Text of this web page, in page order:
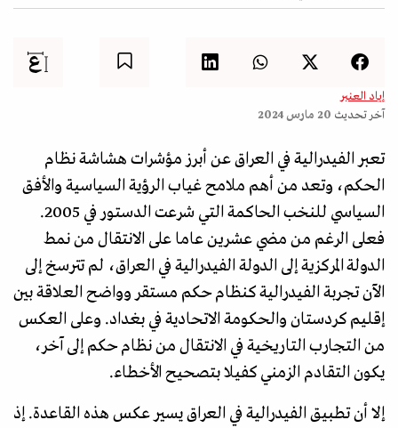
إياد العنبر
آخر تحديث 20 مارس 2024
تعبر الفيدرالية في العراق عن أبرز مؤشرات هشاشة نظام
الحكم، وتعد من أهم ملامح غياب الرؤية السياسية والأفق
السياسي للنخب الحاكمة التي شرعت الدستور في 2005.
فعلى الرغم من مضي عشرين عاما على الانتقال من نمط
الدولة المركزية إلى الدولة الفيدرالية في العراق، لم تترسخ إلى
الآن تجربة الفيدرالية كنظام حكم مستقر وواضح العلاقة بين
إقليم كردستان والحكومة الاتحادية في بغداد. وعلى العكس
من التجارب التاريخية في الانتقال من نظام حكم إلى آخر،
يكون التقادم الزمني كفيلا بتصحيح الأخطاء.
إلا أن تطبيق الفيدرالية في العراق يسير عكس هذه القاعدة. إذ